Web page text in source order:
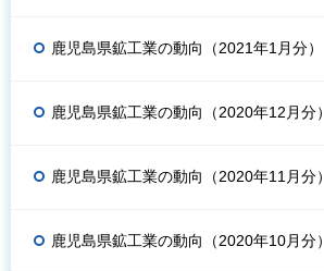
鹿児島県鉱工業の動向（2021年1月分）
鹿児島県鉱工業の動向（2020年12月分）
鹿児島県鉱工業の動向（2020年11月分）
鹿児島県鉱工業の動向（2020年10月分）